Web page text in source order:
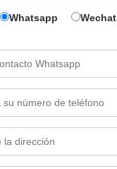
Whatsapp Wechat